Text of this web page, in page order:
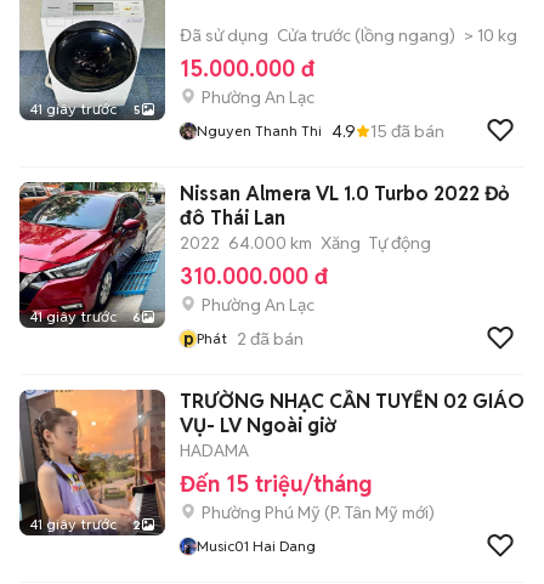
41 giây trước 5
Đã sử dụng Cửa trước (lồng ngang) > 10 kg
15.000.000 đ
Phường An Lạc
Nguyen Thanh Thi 4.9 15 đã bán
41 giây trước 6
Nissan Almera VL 1.0 Turbo 2022 Đỏ
đô Thái Lan
2022 64.000 km Xăng Tự động
310.000.000 đ
Phường An Lạc
pPhát 2 đã bán
41 giây trước 2
TRƯỜNG NHẠC CẦN TUYỂN 02 GIÁO
VỤ- LV Ngoài giờ
HADAMA
Đến 15 triệu/tháng
Phường Phú Mỹ (P. Tân Mỹ mới)
Music01 Hai Dang